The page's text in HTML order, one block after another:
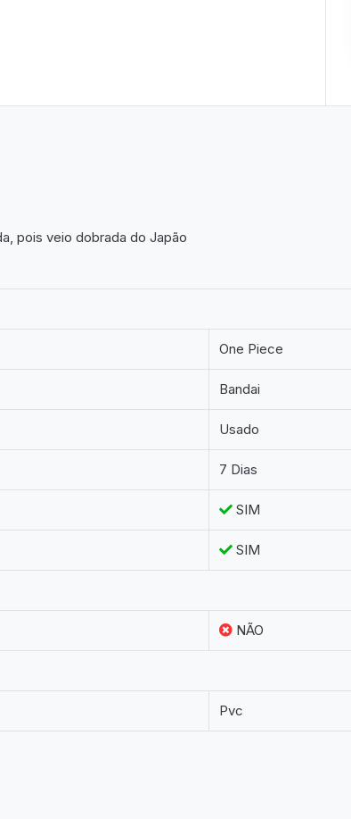
pois veio dobrada do Japão
One Piece
Bandai
Usado
7 Dias
SIM
SIM
NÃO
Pvc